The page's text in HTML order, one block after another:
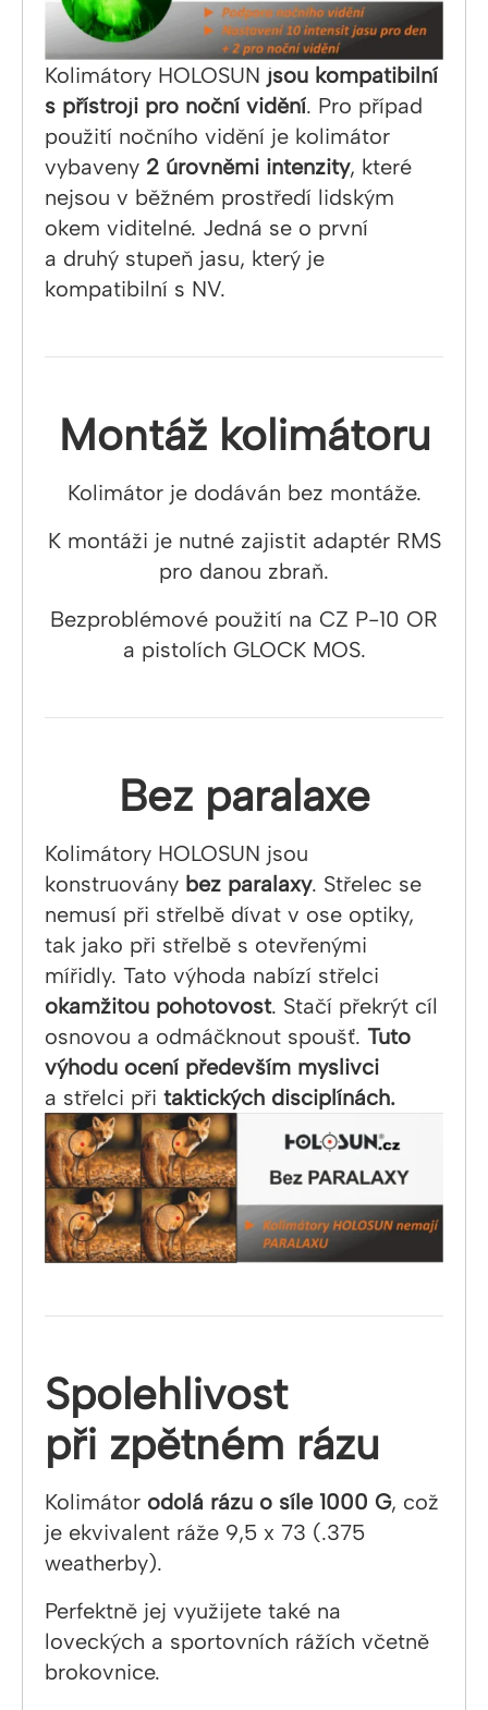
Kolimátory HOLOSUN jsou kompatibilní
s přístroji pro noční vidění. Pro případ
použití nočního vidění je kolimátor
vybaveny 2 úrovněmi intenzity, které
nejsou v běžném prostředí lidským
okem viditelné. Jedná se o první
a druhý stupeň jasu, který je
kompatibilní s NV.
Montáž kolimátoru
Kolimátor je dodáván bez montáže.
K montáži je nutné zajistit adaptér RMS
pro danou zbraň.
Bezproblémové použití na CZ P-10 OR
a pistolích GLOCK MOS.
Bez paralaxe
Kolimátory HOLOSUN jsou
konstruovány bez paralaxy. Střelec se
nemusí při střelbě dívat v ose optiky,
tak jako při střelbě s otevřenými
mířidly. Tato výhoda nabízí střelci
okamžitou pohotovost. Stačí překrýt cíl
osnovou a odmáčknout spoušť. Tuto
výhodu ocení především myslivci
a střelci při taktických disciplínách.
Spolehlivost
při zpětném rázu
Kolimátor odolá rázu o síle 1000 G, což
je ekvivalent ráže 9,5 x 73 (.375
weatherby).
Perfektně jej využijete také na
loveckých a sportovních rážích včetně
brokovnice.